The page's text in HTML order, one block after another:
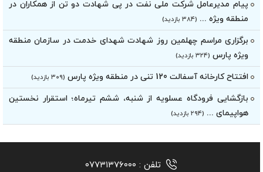
پیام مدیرعامل شرکت ملی نفت در پی شهادت دو تن از همکاران در
منطقه ویژه ...
برگزاری مراسم چهلمین روز شهادت شهدای خدمت در سازمان منطقه
ویژه پارس (۳۲۴ بازدید)
افتتاح کارخانه آسفالت 120 تنی در منطقه ویژه پارس (۳۰۹ بازدید)
بازگشایی فرودگاه عسلویه از شنبه، ششم تیرماه؛ استقرار نخستین
هواپیمای ...
تلفن : ۰۷۷۳۱۳۷۶۰۰۰